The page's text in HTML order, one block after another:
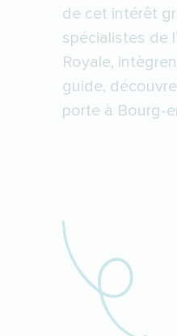
de cet intérêt
spécialistes de
Royale,
guide,
porte à Bourg-